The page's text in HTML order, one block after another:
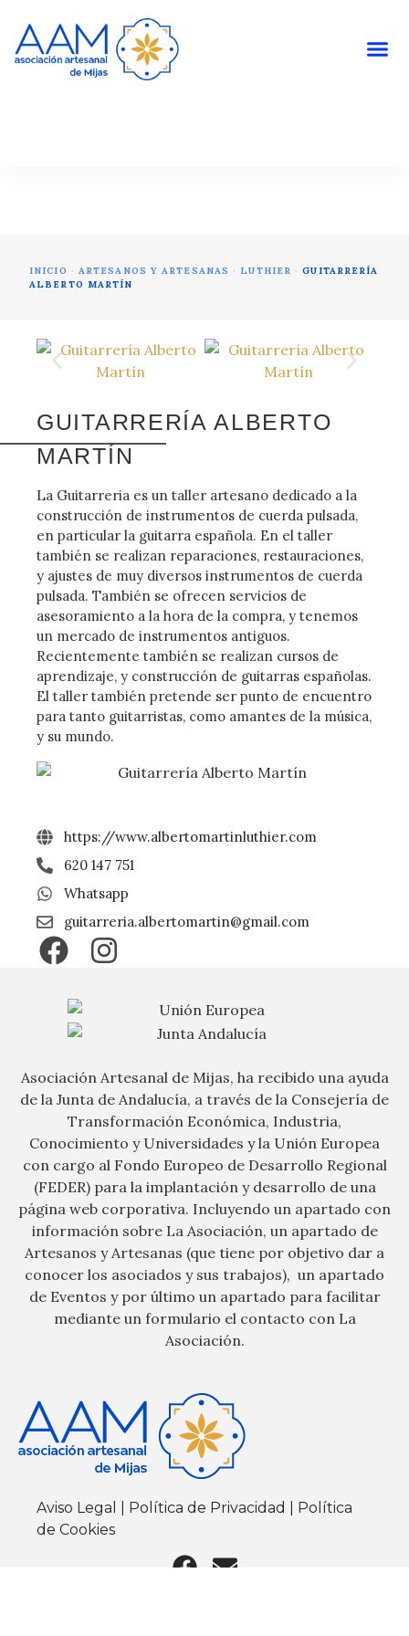
INICIO · ARTESANOS Y ARTESANAS · LUTHIER ·GUITARRERÍA
ALBERTO MARTÍN
https://www.albertomartinluthier.com
620 147 751
Whatsapp
guitarreria.albertomartin@gmail.com
GUITARRERÍA ALBERTO
MARTÍN
La Guitarreria es un taller artesano dedicado a la
construcción de instrumentos de cuerda pulsada,
en particular la guitarra española. En el taller
también se realizan reparaciones, restauraciones,
y ajustes de muy diversos instrumentos de cuerda
pulsada. También se ofrecen servicios de
asesoramiento a la hora de la compra, y tenemos
un mercado de instrumentos antiguos.
Recientemente también se realizan cursos de
aprendizaje, y construcción de guitarras españolas.
El taller también pretende ser punto de encuentro
para tanto guitarristas, como amantes de la música,
y su mundo.
Asociación Artesanal de Mijas, ha recibido una ayuda
de la Junta de Andalucía, a través de la Consejería de
Transformación Económica, Industria,
Conocimiento y Universidades y la Unión Europea
con cargo al Fondo Europeo de Desarrollo Regional
(FEDER) para la implantación y desarrollo de una
página web corporativa. Incluyendo un apartado con
información sobre La Asociación, un apartado de
Artesanos y Artesanas (que tiene por objetivo dar a
conocer los asociados y sus trabajos), un apartado
de Eventos y por último un apartado para facilitar
mediante un formulario el contacto con La
Asociación.
Aviso Legal Política de Privacidad
Política
de Cookies